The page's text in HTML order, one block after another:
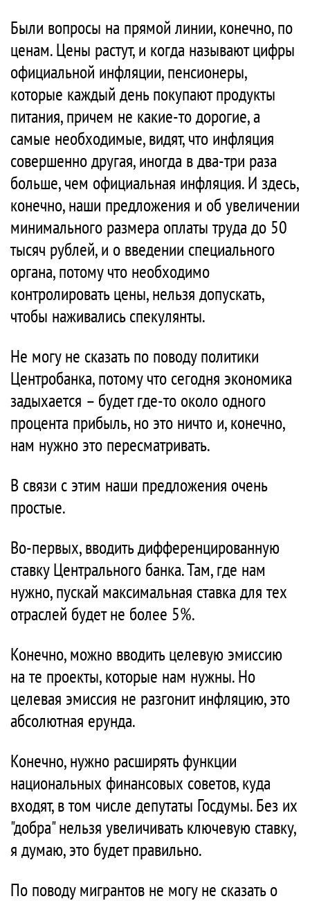
Были вопросы на прямой линии, конечно, по
ценам. Цены растут, и когда называют цифры
официальной инфляции, пенсионеры,
которые каждый день покупают продукты
питания, причем не какие-то дорогие, а
самые необходимые, видят, что инфляция
совершенно другая, иногда в два-три раза
больше, чем официальная инфляция. И здесь,
конечно, наши предложения и об увеличении
минимального размера оплаты труда до 50
тысяч рублей, и о введении специального
органа, потому что необходимо
контролировать цены, нельзя допускать,
чтобы наживались спекулянты.
Не могу не сказать по поводу политики
Центробанка, потому что сегодня экономика
задыхается – будет где-то около одного
процента прибыль, но это ничто и, конечно,
нам нужно это пересматривать.
В связи с этим наши предложения очень
простые.
Во-первых, вводить дифференцированную
ставку Центрального банка. Там, где нам
нужно, пускай максимальная ставка для тех
отраслей будет не более 5%.
Конечно, можно вводить целевую эмиссию
на те проекты, которые нам нужны. Но
целевая эмиссия не разгонит инфляцию, это
абсолютная ерунда.
Конечно, нужно расширять функции
национальных финансовых советов, куда
входят, в том числе депутаты Госдумы. Без их
"добра" нельзя увеличивать ключевую ставку,
я думаю, это будет правильно.
По поводу мигрантов не могу не сказать о